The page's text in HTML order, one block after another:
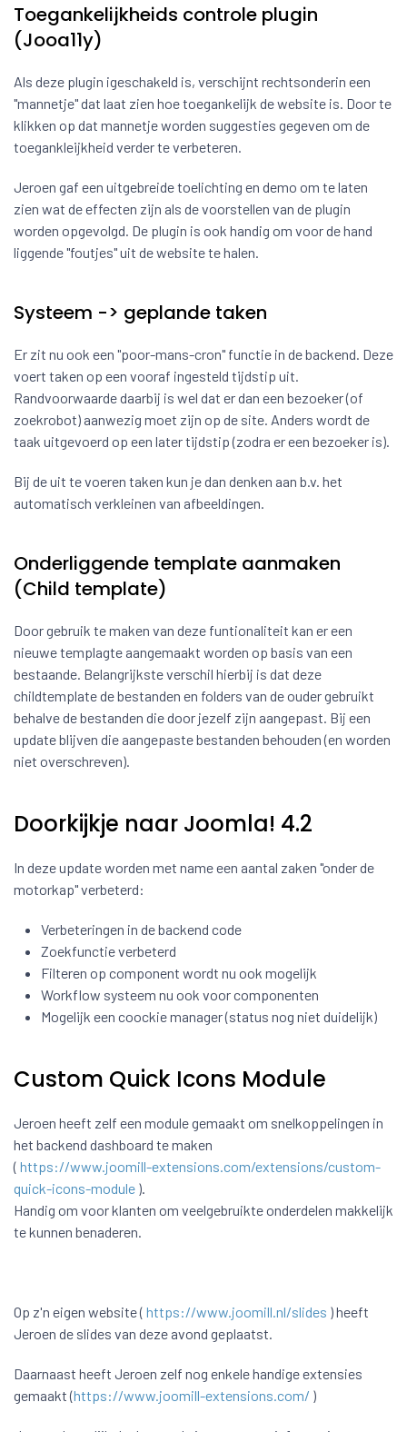
Toegankelijkheids controle plugin
(Jooa11y)
Als deze plugin igeschakeld is, verschijnt rechtsonderin een
"mannetje" dat laat zien hoe toegankelijk de website is. Door te
klikken op dat mannetje worden suggesties gegeven om de
toegankleijkheid verder te verbeteren.
Jeroen gaf een uitgebreide toelichting en demo om te laten
zien wat de effecten zijn als de voorstellen van de plugin
worden opgevolgd. De plugin is ook handig om voor de hand
liggende "foutjes" uit de website te halen.
Systeem -> geplande taken
Er zit nu ook een "poor-mans-cron" functie in de backend. Deze
voert taken op een vooraf ingesteld tijdstip uit.
Randvoorwaarde daarbij is wel dat er dan een bezoeker (of
zoekrobot) aanwezig moet zijn op de site. Anders wordt de
taak uitgevoerd op een later tijdstip (zodra er een bezoeker is).
Bij de uit te voeren taken kun je dan denken aan b.v. het
automatisch verkleinen van afbeeldingen.
Onderliggende template aanmaken
(Child template)
Door gebruik te maken van deze funtionaliteit kan er een
nieuwe templagte aangemaakt worden op basis van een
bestaande. Belangrijkste verschil hierbij is dat deze
childtemplate de bestanden en folders van de ouder gebruikt
behalve de bestanden die door jezelf zijn aangepast. Bij een
update blijven die aangepaste bestanden behouden (en worden
niet overschreven).
Doorkijkje naar Joomla! 4.2
In deze update worden met name een aantal zaken "onder de
motorkap" verbeterd:
Verbeteringen in de backend code
Zoekfunctie verbeterd
Filteren op component wordt nu ook mogelijk
Workflow systeem nu ook voor componenten
Mogelijk een coockie manager (status nog niet duidelijk)
Custom Quick Icons Module
Jeroen heeft zelf een module gemaakt om snelkoppelingen in
het backend dashboard te maken
( https://www.joomill-extensions.com/extensions/custom-
quick-icons-module ).
Handig om voor klanten om veelgebruikte onderdelen makkelijk
te kunnen benaderen.
Op z'n eigen website ( https://www.joomill.nl/slides ) heeft
Jeroen de slides van deze avond geplaatst.
Daarnaast heeft Jeroen zelf nog enkele handige extensies
gemaakt (https://www.joomill-extensions.com/ )